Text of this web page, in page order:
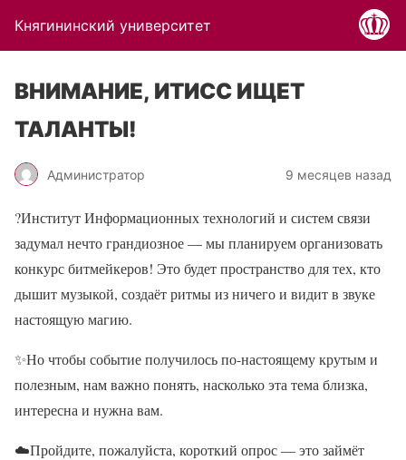
Княгининский университет
ВНИМАНИЕ, ИТИСС ИЩЕТ
ТАЛАНТЫ!
Администратор 9 месяцев назад
?Институт Информационных технологий и систем связи
задумал нечто грандиозное — мы планируем организовать
конкурс битмейкеров! Это будет пространство для тех, кто
дышит музыкой, создаёт ритмы из ничего и видит в звуке
настоящую магию.
✨Но чтобы событие получилось по-настоящему крутым и
полезным, нам важно понять, насколько эта тема близка,
интересна и нужна вам.
☁️Пройдите, пожалуйста, короткий опрос — это займёт